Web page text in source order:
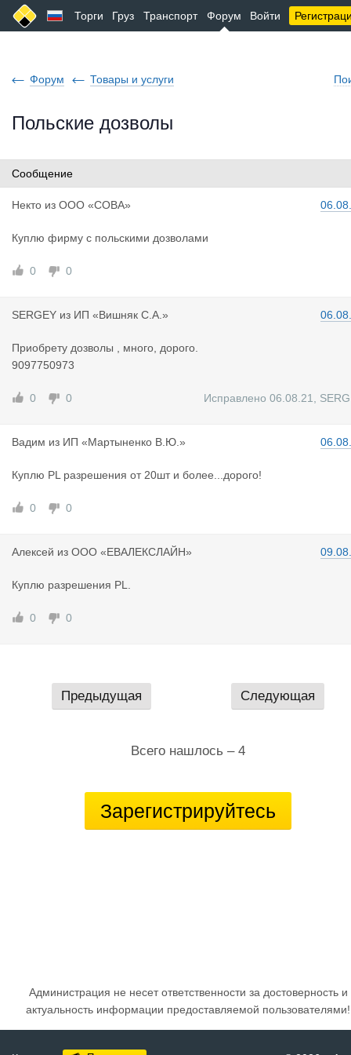
Торги Груз Транспорт Форум Войти
Форум Товары и услуги
Польские дозволы
Сообщение
Некто из ООО «СОВА»
Куплю фирму с польскими дозволами
0 0
SERGEY из ИП «Вишняк С.А.»
Приобрету дозволы , много, дорого.
9097750973
0 0 Исправлено 06.08.21
Вадим из ИП «Мартыненко В.Ю.»
Куплю PL разрешения от 20шт и более...дорого!
0 0
Алексей из ООО «ЕВАЛЕКСЛАЙН»
Куплю разрешения PL.
0 0
Предыдущая Следующая
Всего нашлось – 4
Зарегистрируйтесь
Администрация не несет ответственности за достоверность и
актуальность информации предоставляемой пользователями!